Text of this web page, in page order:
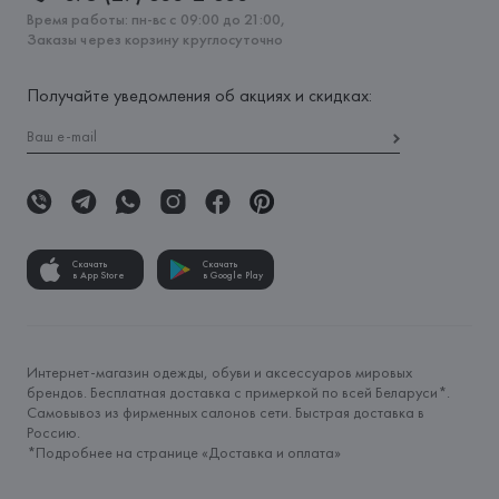
Время работы: пн-вс с 09:00 до 21:00,
Заказы через корзину круглосуточно
Получайте уведомления об акциях и скидках:
Скачать
в App Store
Скачать
в Google Play
Интернет-магазин одежды, обуви и аксессуаров мировых
брендов. Бесплатная доставка с примеркой по всей Беларуси*.
Самовывоз из фирменных салонов сети. Быстрая доставка в
Россию.
*Подробнее на странице «Доставка и оплата»